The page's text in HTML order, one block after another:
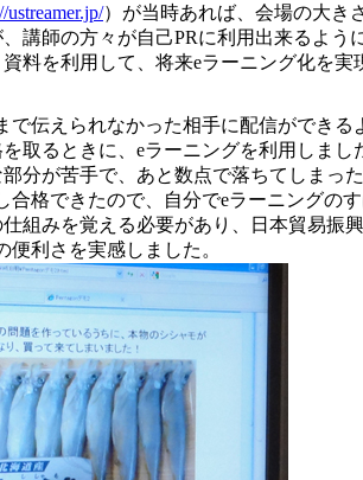
ustreamer.jp/）が当時あれば、会場の大き
講師の方々が自己PRに利用出来るよ
料を利用して、将来eラーニング化を実
で伝えられなかった相手に配信ができ
取るときに、eラーニングを利用しま
分が苦手で、あと数点で落ちてしまっ
合格できたので、自分でeラーニング
組みを覚える必要があり、日本貿易振
利さを実感しました。